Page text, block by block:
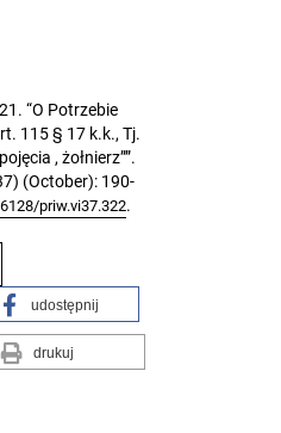
“O Potrzebie
115 § 17 k.k., Tj.
, żołnierz””.
(October): 190-
priw.vi37.322.
udostępnij
drukuj